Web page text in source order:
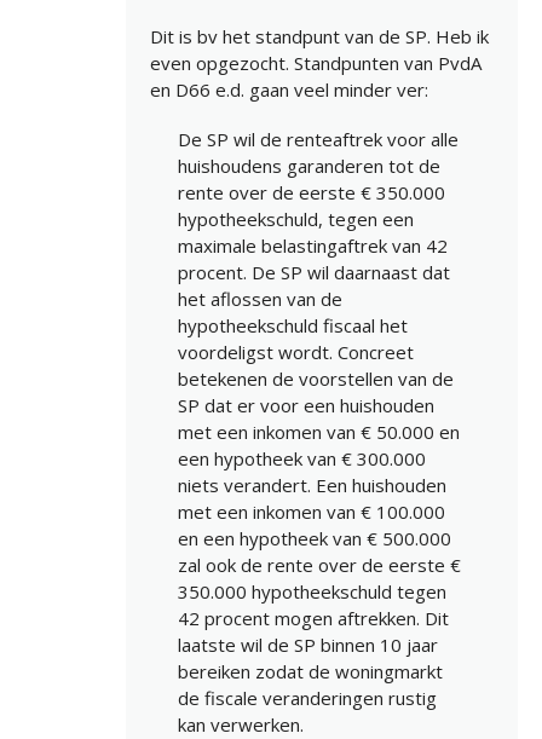
Dit is bv het standpunt van de SP. Heb ik
even opgezocht. Standpunten van PvdA
en D66 e.d. gaan veel minder ver:
De SP wil de renteaftrek voor alle
huishoudens garanderen tot de
rente over de eerste € 350.000
hypotheekschuld, tegen een
maximale belastingaftrek van 42
procent. De SP wil daarnaast dat
het aflossen van de
hypotheekschuld fiscaal het
voordeligst wordt. Concreet
betekenen de voorstellen van de
SP dat er voor een huishouden
met een inkomen van € 50.000 en
een hypotheek van € 300.000
niets verandert. Een huishouden
met een inkomen van € 100.000
en een hypotheek van € 500.000
zal ook de rente over de eerste €
350.000 hypotheekschuld tegen
42 procent mogen aftrekken. Dit
laatste wil de SP binnen 10 jaar
bereiken zodat de woningmarkt
de fiscale veranderingen rustig
kan verwerken.